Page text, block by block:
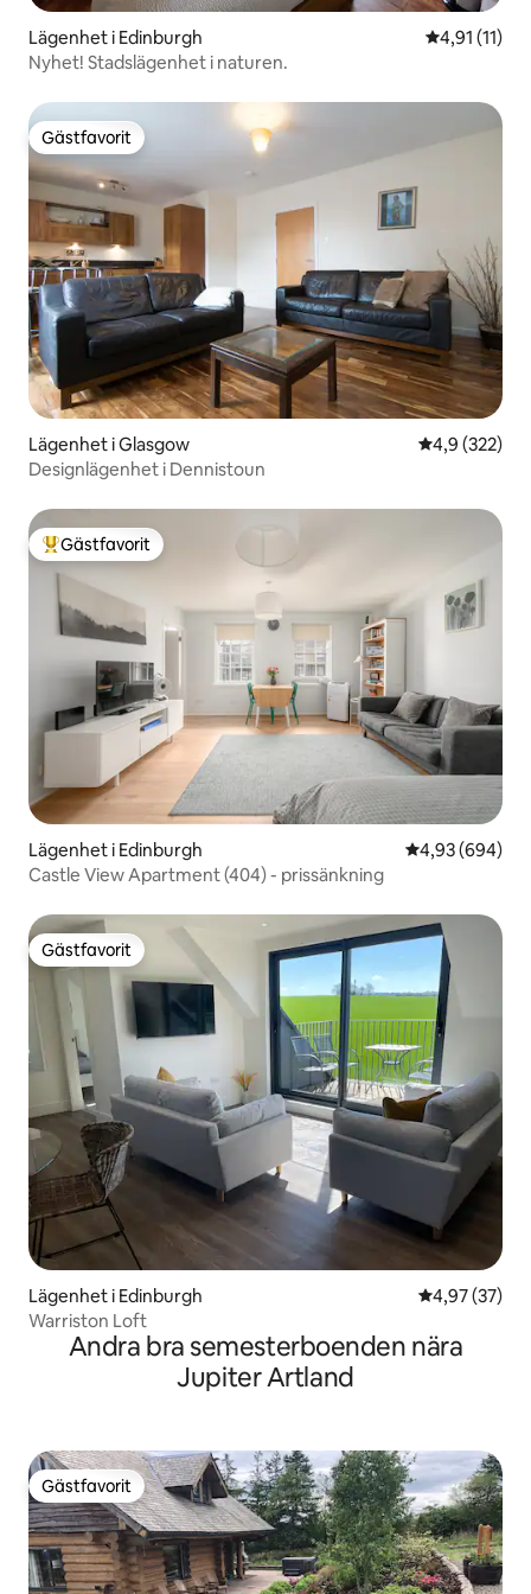
Lägenhet i Edinburgh 4,91 av 5 i
4,91 (11)
Nyhet! Stadslägenhet i naturen.
Gästfavorit
Gästfavorit
Lägenhet i Glasgow 4,9 av 5 i
4,9 (322)
Designlägenhet i Dennistoun
Populär gästfavorit
Gästfavorit
Lägenhet i Edinburgh 4,93 av 5 i
4,93 (694)
Castle View Apartment (404) - prissänkning
Gästfavorit
Gästfavorit
Lägenhet i Edinburgh 4,97 av 5 i
4,97 (37)
Warriston Loft
Andra bra semesterboenden nära
Jupiter Artland
Gästfavorit
Gästfavorit